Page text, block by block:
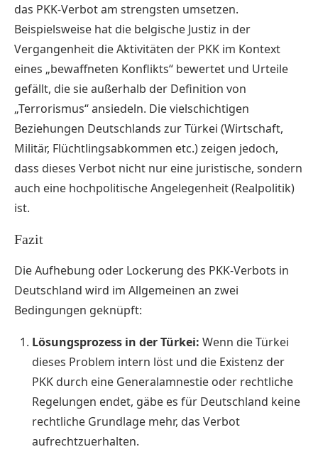
das PKK-Verbot am strengsten umsetzen.
Beispielsweise hat die belgische Justiz in der
Vergangenheit die Aktivitäten der PKK im Kontext
eines „bewaffneten Konflikts“ bewertet und Urteile
gefällt, die sie außerhalb der Definition von
„Terrorismus“ ansiedeln. Die vielschichtigen
Beziehungen Deutschlands zur Türkei (Wirtschaft,
Militär, Flüchtlingsabkommen etc.) zeigen jedoch,
dass dieses Verbot nicht nur eine juristische, sondern
auch eine hochpolitische Angelegenheit (Realpolitik)
ist.
Fazit
Die Aufhebung oder Lockerung des PKK-Verbots in
Deutschland wird im Allgemeinen an zwei
Bedingungen geknüpft:
Lösungsprozess in der Türkei: Wenn die Türkei
dieses Problem intern löst und die Existenz der
PKK durch eine Generalamnestie oder rechtliche
Regelungen endet, gäbe es für Deutschland keine
rechtliche Grundlage mehr, das Verbot
aufrechtzuerhalten.